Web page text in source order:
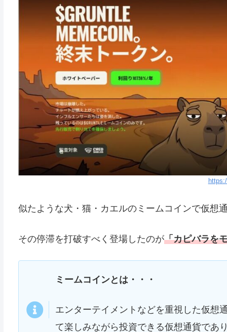
似たような犬・猫・カエルのミームコインで仮想
その停滞を打破すべく登場したのが「カピバラを
ミームコインとは・・・
エンターテイメントなどを重視した仮想
て楽しみながら投資できる仮想通貨であ